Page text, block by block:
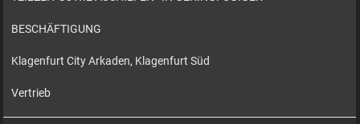
BESCHÄFTIGUNG
Klagenfurt City Arkaden, Klagenfurt Süd
Vertrieb